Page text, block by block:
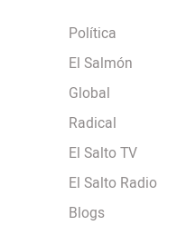
Política
El Salmón
Global
Radical
El Salto TV
El Salto Radio
Blogs